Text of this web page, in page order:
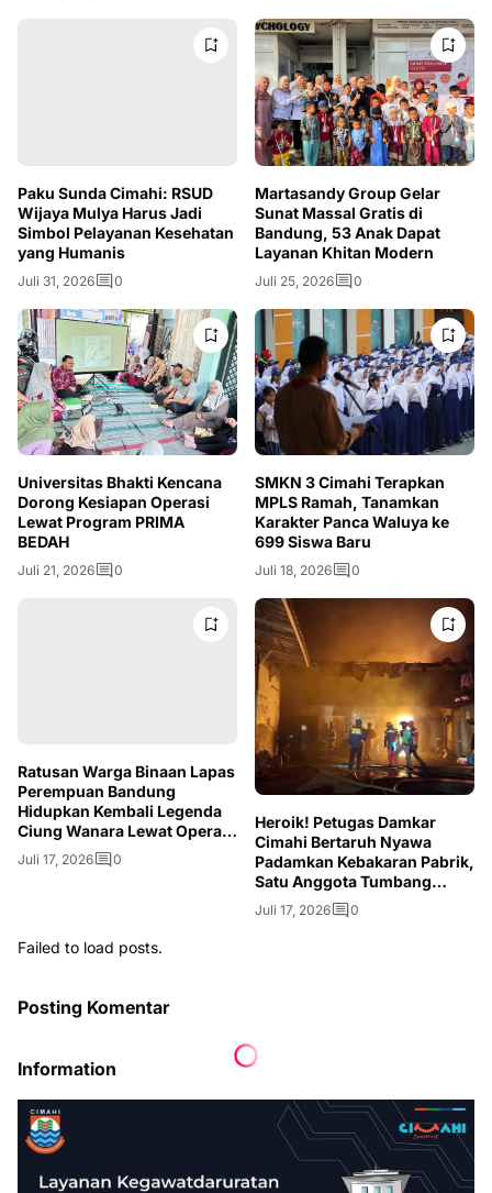
Paku Sunda Cimahi: RSUD
Wijaya Mulya Harus Jadi
Simbol Pelayanan Kesehatan
yang Humanis
Juli 31, 2026 0
Martasandy Group Gelar
Sunat Massal Gratis di
Bandung, 53 Anak Dapat
Layanan Khitan Modern
Juli 25, 2026 0
Universitas Bhakti Kencana
Dorong Kesiapan Operasi
Lewat Program PRIMA
BEDAH
Juli 21, 2026 0
SMKN 3 Cimahi Terapkan
MPLS Ramah, Tanamkan
Karakter Panca Waluya ke
699 Siswa Baru
Juli 18, 2026 0
Ratusan Warga Binaan Lapas
Perempuan Bandung
Hidupkan Kembali Legenda
Ciung Wanara Lewat Opera
Kolosal
Juli 17, 2026 0
Heroik! Petugas Damkar
Cimahi Bertaruh Nyawa
Padamkan Kebakaran Pabrik,
Satu Anggota Tumbang
Akibat Asap
Juli 17, 2026 0
Failed to load posts.
Posting Komentar
Information